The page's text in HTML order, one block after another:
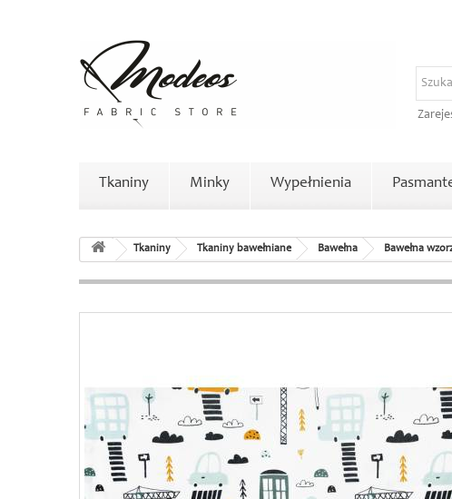
Tkaniny Minky Wypełnienia
Tkaniny Tkaniny bawełniane Bawełna Bawełna